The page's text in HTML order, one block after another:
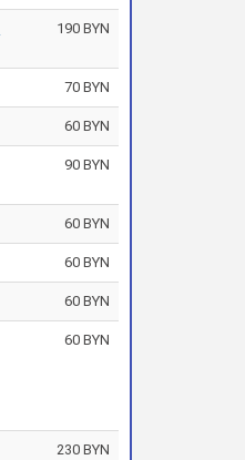
190 BYN
70 BYN
60 BYN
90 BYN
60 BYN
60 BYN
60 BYN
60 BYN
230 BYN